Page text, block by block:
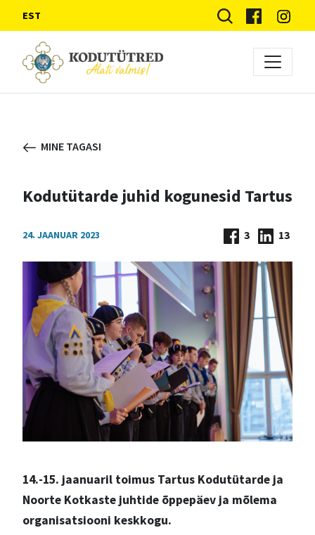
EST
MINE TAGASI
Kodutütarde juhid kogunesid Tartus
24. JAANUAR 2023 3 13
14.-15. jaanuaril toimus Tartus Kodutütarde ja
Noorte Kotkaste juhtide õppepäev ja mõlema
organisatsiooni keskkogu.